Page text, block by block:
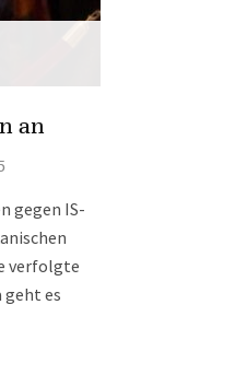
an
gegen IS-
verfolgte
geht es